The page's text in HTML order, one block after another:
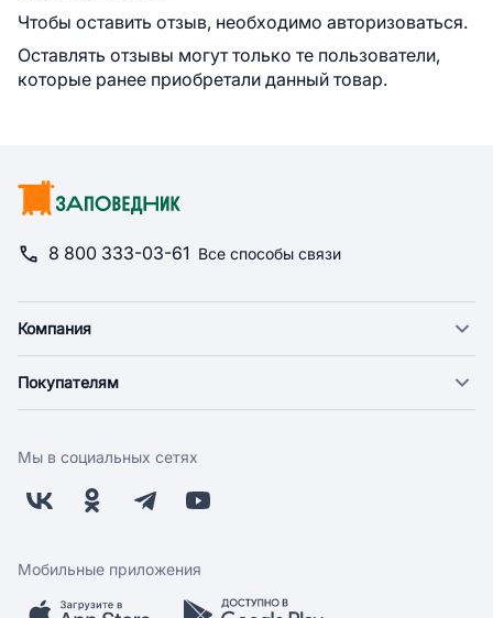
Чтобы оставить отзыв, необходимо авторизоваться.
Оставлять отзывы могут только те пользователи,
которые ранее приобретали данный товар.
8 800 333-03-61 Все способы связи
Компания
Новости
Поставщикам
Заводчикам
Обратная связь
Покупателям
Оплата
Бонусная программа
Скидки и акции
Мы в социальных сетях
Мобильные приложения